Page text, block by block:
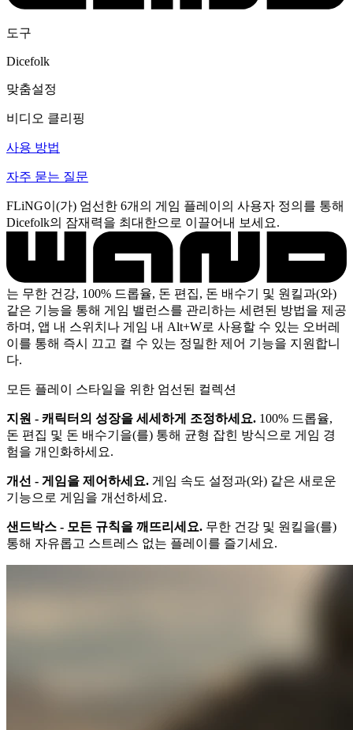
도구
Dicefolk
맞춤설정
비디오 클리핑
사용 방법
자주 묻는 질문
FLiNG이(가) 엄선한 6개의 게임 플레이의 사용자 정의를 통해
Dicefolk의 잠재력을 최대한으로 이끌어내 보세요.
는 무한 건강, 100% 드롭율, 돈 편집, 돈 배수기 및 원킬과(와)
같은 기능을 통해 게임 밸런스를 관리하는 세련된 방법을 제공
하며, 앱 내 스위치나 게임 내 Alt+W로 사용할 수 있는 오버레
이를 통해 즉시 끄고 켤 수 있는 정밀한 제어 기능을 지원합니
다.
모든 플레이 스타일을 위한 엄선된 컬렉션
지원 - 캐릭터의 성장을 세세하게 조정하세요. 100% 드롭율,
돈 편집 및 돈 배수기을(를) 통해 균형 잡힌 방식으로 게임 경
험을 개인화하세요.
개선 - 게임을 제어하세요. 게임 속도 설정과(와) 같은 새로운
기능으로 게임을 개선하세요.
샌드박스 - 모든 규칙을 깨뜨리세요. 무한 건강 및 원킬을(를)
통해 자유롭고 스트레스 없는 플레이를 즐기세요.